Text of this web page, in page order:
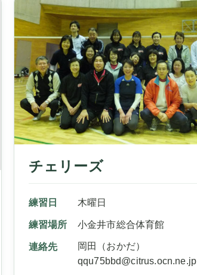
チェリーズ
練習日 木曜日
練習場所 小金井市総合体育館
連絡先
岡田（おかだ）
qqu75bbd@citrus.ocn.ne.jp